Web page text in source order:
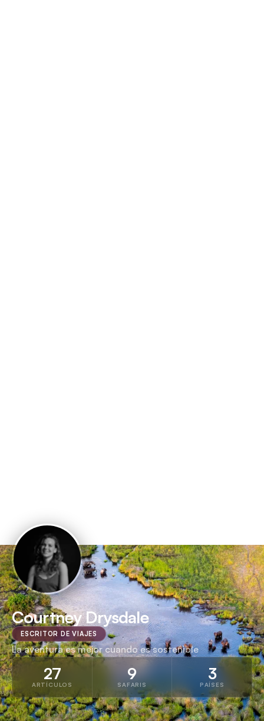
Courtney Drysdale
ESCRITOR DE VIAJES
La aventura es mejor cuando es sostenible
27
ARTÍCULOS
9
SAFARIS
3
PAÍSES